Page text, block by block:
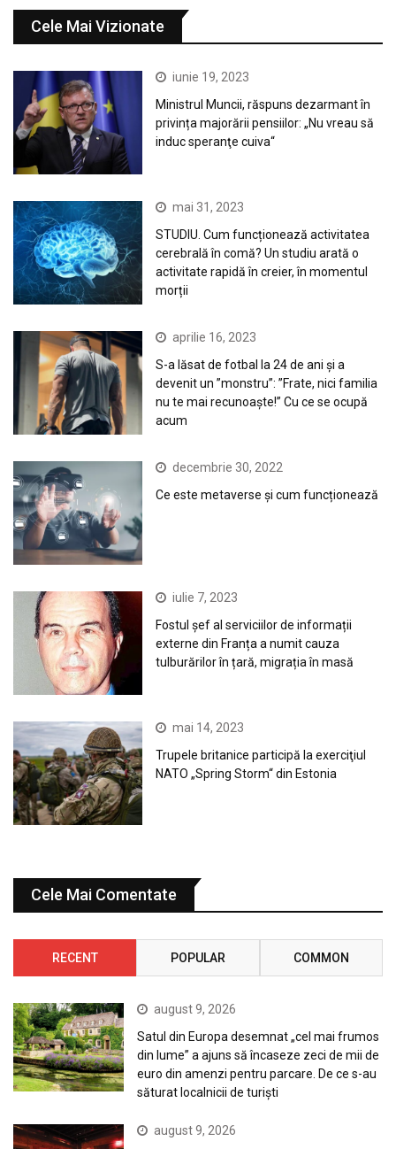
Cele Mai Vizionate
iunie 19, 2023
Ministrul Muncii, răspuns dezarmant în
privința majorării pensiilor: „Nu vreau să
induc speranţe cuiva“
mai 31, 2023
STUDIU. Cum funcționează activitatea
cerebrală în comă? Un studiu arată o
activitate rapidă în creier, în momentul
morții
aprilie 16, 2023
S-a lăsat de fotbal la 24 de ani și a
devenit un ”monstru”: ”Frate, nici familia
nu te mai recunoaște!” Cu ce se ocupă
acum
decembrie 30, 2022
Ce este metaverse și cum funcționează
iulie 7, 2023
Fostul șef al serviciilor de informații
externe din Franța a numit cauza
tulburărilor în țară, migrația în masă
mai 14, 2023
Trupele britanice participă la exerciţiul
NATO „Spring Storm“ din Estonia
Cele Mai Comentate
RECENT POPULAR COMMON
august 9, 2026
Satul din Europa desemnat „cel mai frumos
din lume” a ajuns să încaseze zeci de mii de
euro din amenzi pentru parcare. De ce s-au
săturat localnicii de turiști
august 9, 2026